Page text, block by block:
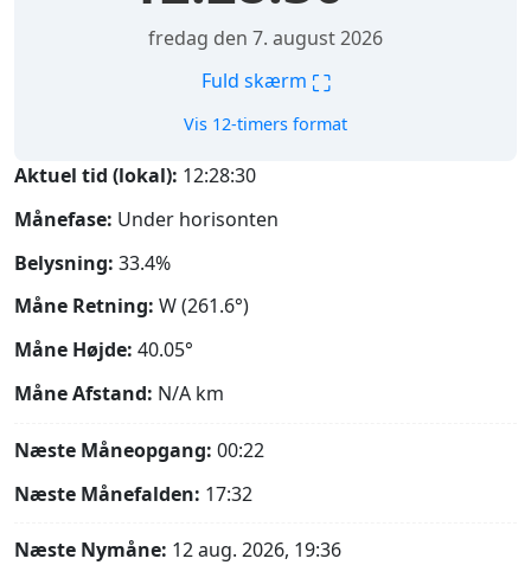
fredag den 7. august 2026
Fuld skærm ⛶
Vis 12-timers format
Aktuel tid (lokal): 12:28:31
Månefase: Under horisonten
Belysning: 33.4%
Måne Retning: W (261.6°)
Måne Højde: 40.05°
Måne Afstand: N/A km
Næste Måneopgang: 00:22
Næste Månefalden: 17:32
Næste Nymåne: 12 aug. 2026, 19:36